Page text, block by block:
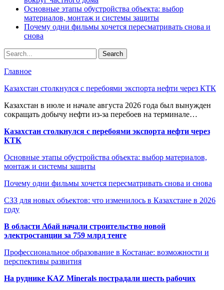
Основные этапы обустройства объекта: выбор
материалов, монтаж и системы защиты
Почему одни фильмы хочется пересматривать снова и
снова
Главное
Казахстан столкнулся с перебоями экспорта нефти через КТК
Казахстан в июле и начале августа 2026 года был вынужден
сокращать добычу нефти из-за перебоев на терминале…
Казахстан столкнулся с перебоями экспорта нефти через
КТК
Основные этапы обустройства объекта: выбор материалов,
монтаж и системы защиты
Почему одни фильмы хочется пересматривать снова и снова
СЗЗ для новых объектов: что изменилось в Казахстане в 2026
году
В области Абай начали строительство новой
электростанции за 759 млрд тенге
Профессиональное образование в Костанае: возможности и
перспективы развития
На руднике KAZ Minerals пострадали шесть рабочих